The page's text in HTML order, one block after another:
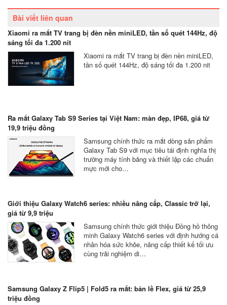
Bài viết liên quan
Xiaomi ra mắt TV trang bị đèn nền miniLED, tần số quét 144Hz, độ
sáng tối đa 1.200 nit
Xiaomi ra mắt TV trang bị đèn nền miniLED,
tần số quét 144Hz, độ sáng tối đa 1.200 nit
Ra mắt Galaxy Tab S9 Series tại Việt Nam: màn đẹp, IP68, giá từ
19,9 triệu đồng
Samsung chính thức ra mắt dòng sản phẩm
Galaxy Tab S9 với mục tiêu tái định nghĩa thị
trường máy tính bảng và thiết lập các chuẩn
mực mới cho…
Giới thiệu Galaxy Watch6 series: nhiều nâng cấp, Classic trở lại,
giá từ 9,9 triệu
Samsung chính thức giới thiệu Đồng hồ thông
minh Galaxy Watch6 series với định hướng cá
nhân hóa sức khỏe, nâng cấp thiết kế tối ưu
cùng trải nghiệm di…
Samsung Galaxy Z Flip5 | Fold5 ra mắt: bản lề Flex, giá từ 25,9
triệu đồng